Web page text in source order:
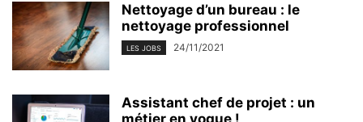
Nettoyage d’un bureau : le
nettoyage professionnel
LES JOBS 24/11/2021
Assistant chef de projet : un
métier en vogue !